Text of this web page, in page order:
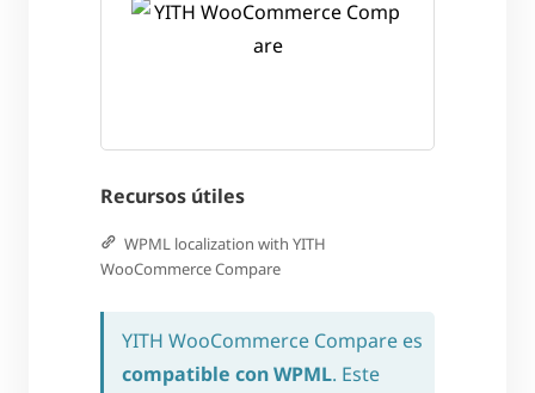
Recursos útiles
WPML localization with YITH
WooCommerce Compare
YITH WooCommerce Compare es
compatible con WPML. Este